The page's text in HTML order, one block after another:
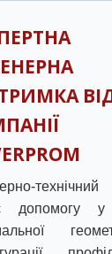
допомогу у